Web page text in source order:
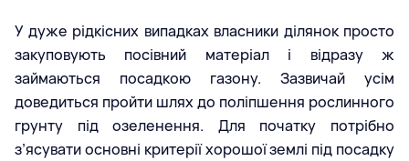
У дуже рідкісних випадках власники ділянок просто
закуповують посівний матеріал і відразу ж
займаються посадкою газону. Зазвичай усім
доведиться пройти шлях до поліпшення рослинного
грунту під озеленення. Для початку потрібно
з’ясувати основні критерії хорошої землі під посадку